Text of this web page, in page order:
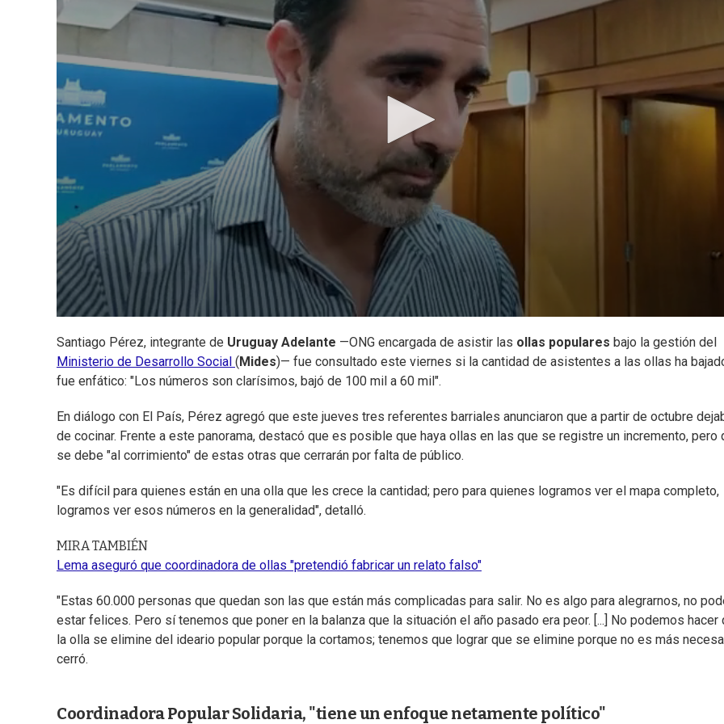
Santiago Pérez, integrante de Uruguay Adelante —ONG encargada de asistir las ollas populares bajo la gestión del
Ministerio de Desarrollo Social ( Mides)— fue consultado este viernes si la cantidad de asistentes a las ollas ha
fue enfático: "Los números son clarísimos, bajó de 100 mil a 60 mil".
En diálogo con El País, Pérez agregó que este jueves tres referentes barriales anunciaron que a partir de octubre
de cocinar. Frente a este panorama, destacó que es posible que haya ollas en las que se registre un incremento, pero
se debe "al corrimiento" de estas otras que cerrarán por falta de público.
"Es difícil para quienes están en una olla que les crece la cantidad; pero para quienes logramos ver el mapa completo,
logramos ver esos números en la generalidad", detalló.
MIRA TAMBIÉN
Lema aseguró que coordinadora de ollas "pretendió fabricar un relato falso"
"Estas 60.000 personas que quedan son las que están más complicadas para salir. No es algo para alegrarnos, no
estar felices. Pero sí tenemos que poner en la balanza que la situación el año pasado era peor. [...] No podemos hacer
la olla se elimine del ideario popular porque la cortamos; tenemos que lograr que se elimine porque no es más
cerró.
Coordinadora Popular Solidaria, "tiene un enfoque netamente político"